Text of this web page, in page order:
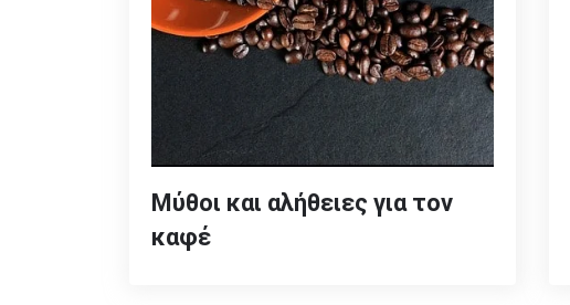
Μύθοι και αλήθειες για τον
καφέ